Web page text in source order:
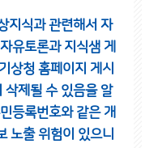
지식과 관련해서 자
유토론과 지식샘 게
기상청 홈페이지 게시
삭제될 수 있음을 알
등록번호와 같은 개
노출 위험이 있으니